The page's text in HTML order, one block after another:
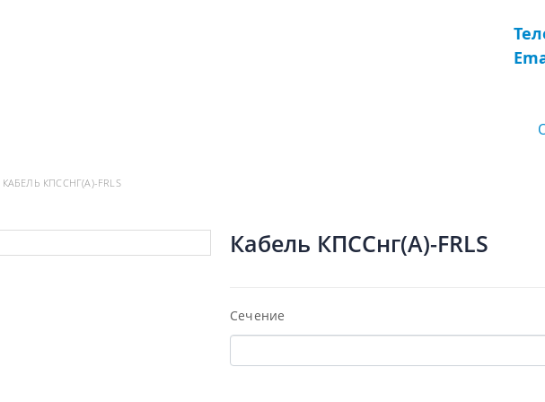
КАБЕЛЬ КПССНГ(А)-FRLS
Кабель КПССнг(А)-FRLS
Сечение